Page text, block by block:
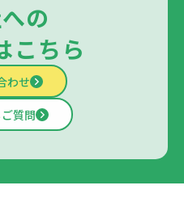
の
こちら
わせ
質問